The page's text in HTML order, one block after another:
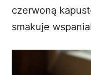
czerwoną
smakuje